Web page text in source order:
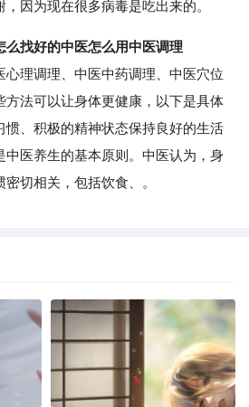
因为现在很多病毒是吃出来的。
么找好的中医怎么用中医调理
理调理、中医中药调理、中医穴位
方法可以让身体更健康，以下是具体
惯、积极的精神状态保持良好的生活
中医养生的基本原则。中医认为，身
切相关，包括饮食、。